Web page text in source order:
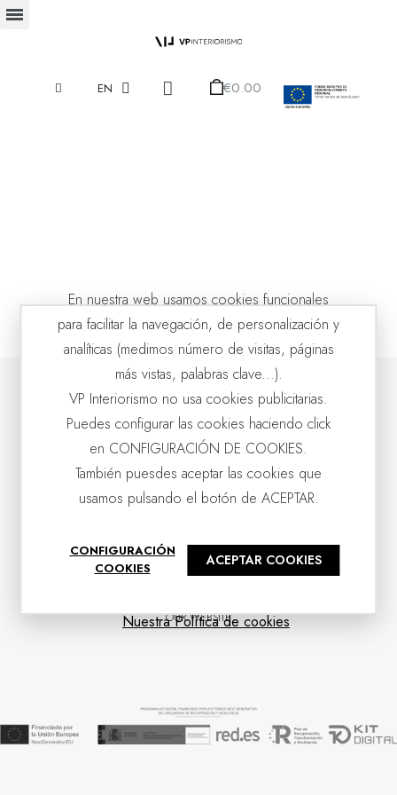
EN €0.00
OUR COMPANY
CUSTOMER SERVICE
OUR WEBSITE
En nuestra web usamos cookies funcionales
para facilitar la navegación, de personalización y
analíticas (medimos número de visitas, páginas
más vistas, palabras clave...).
VP Interiorismo no usa cookies publicitarias.
Puedes configurar las cookies haciendo click
en CONFIGURACIÓN DE COOKIES.
También puesdes aceptar las cookies que
usamos pulsando el botón de ACEPTAR.
CONFIGURACIÓN
COOKIES
ACEPTAR COOKIES
Nuestra Política de cookies